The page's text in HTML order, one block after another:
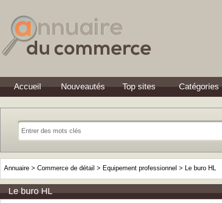
Accueil Nouveautés Top sites Catégories
Annuaire > Commerce de détail > Equipement professionnel > Le buro HL
Le buro HL